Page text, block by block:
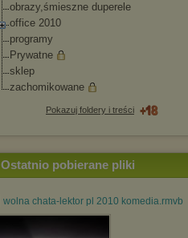
obrazy,śmieszne duperele
office 2010
programy
Prywatne
sklep
zachomikowane
Pokazuj foldery i treści
Ostatnio pobierane pliki
wolna chata-lektor pl 2010 komedia.rmvb